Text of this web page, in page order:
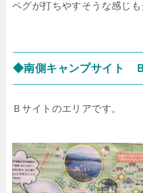
ペグが打ちやすそうな感じも
◆南側キャンプサイト
Ｂサイトのエリアです。